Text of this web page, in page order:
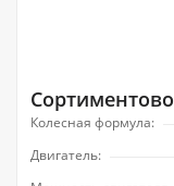
Колесная формула:
Двигатель: